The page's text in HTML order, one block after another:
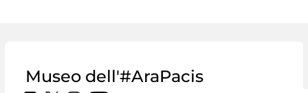
Museo dell'#AraPacis